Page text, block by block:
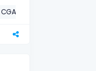
CGA – Junior Auditor-2022